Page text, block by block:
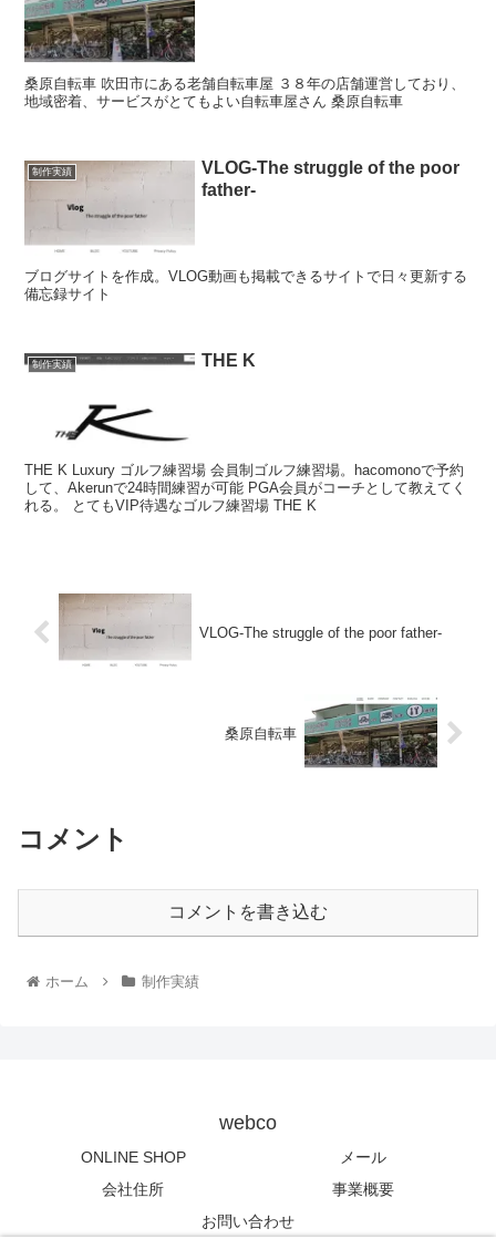
桑原自転車 吹田市にある老舗自転車屋 ３８年の店舗運営しており、
地域密着、サービスがとてもよい自転車屋さん 桑原自転車
制作実績
VLOG-The struggle of the poor
father-
ブログサイトを作成。VLOG動画も掲載できるサイトで日々更新する
備忘録サイト
制作実績 THE K
THE K Luxury ゴルフ練習場 会員制ゴルフ練習場。hacomonoで予約
して、Akerunで24時間練習が可能 PGA会員がコーチとして教えてく
れる。 とてもVIP待遇なゴルフ練習場 THE K
VLOG-The struggle of the poor father-
桑原自転車
コメント
コメントを書き込む
ホーム 制作実績
webco
ONLINE SHOP
メール
会社住所
事業概要
お問い合わせ